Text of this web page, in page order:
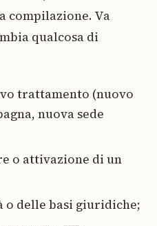
compilazione. Va
qualcosa di
trattamento (nuovo
nuova sede
o attivazione di un
delle basi giuridiche;